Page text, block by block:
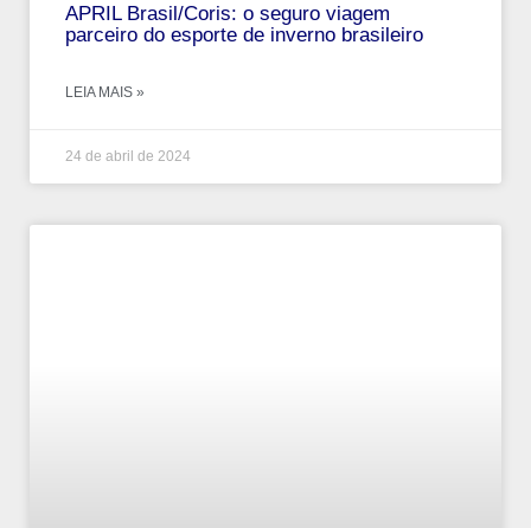
APRIL Brasil/Coris: o seguro viagem
parceiro do esporte de inverno brasileiro
LEIA MAIS »
24 de abril de 2024